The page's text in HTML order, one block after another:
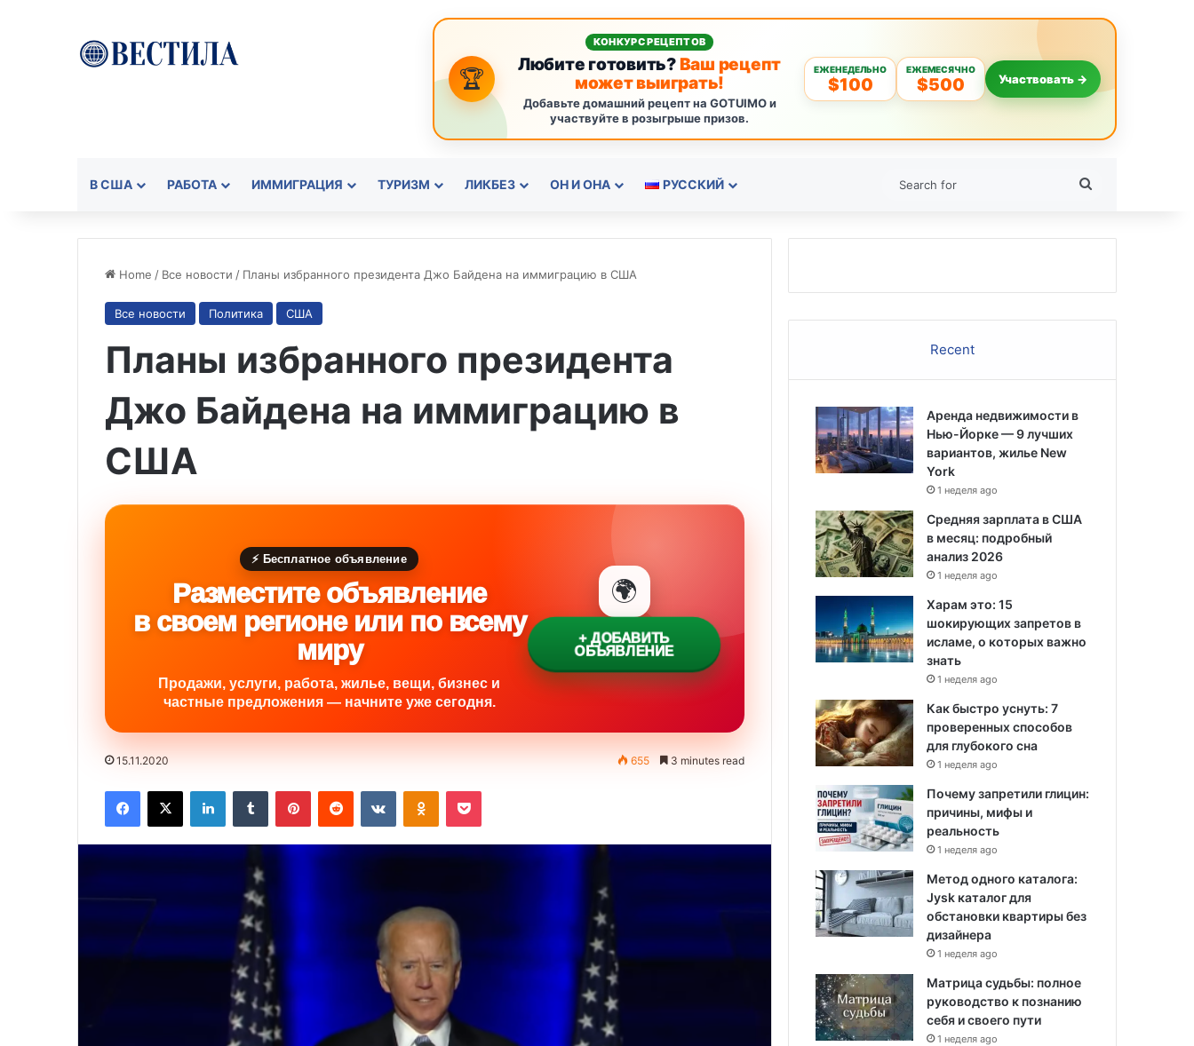
🏆
КОНКУРС РЕЦЕПТОВ
Любите готовить?Ваш рецепт
может выиграть!
Добавьте домашний рецепт на GOTUIMO и
участвуйте в розыгрыше призов.
ЕЖЕНЕДЕЛЬНО
$100
ЕЖЕМЕСЯЧНО
$500 Участвовать →
В США РАБОТА ИММИГРАЦИЯ ТУРИЗМ ЛИКБЕЗ ОН И ОНА РУССКИЙ
Home / Все новости / Планы избранного президента Джо Байдена на иммиграцию в США
Все новости Политика США
Планы избранного президента
Джо Байдена на иммиграцию в
США
⚡ Бесплатное объявление
Разместите объявление
в своем регионе или по всему
миру
Продажи, услуги, работа, жилье, вещи, бизнес и
частные предложения — начните уже сегодня.
🌍
+ ДОБАВИТЬ
ОБЪЯВЛЕНИЕ
15.11.2020 655 3 minutes read
Recent
Аренда недвижимости в
Нью-Йорке — 9 лучших
вариантов, жилье New
York
1 неделя ago
Средняя зарплата в США
в месяц: подробный
анализ 2026
1 неделя ago
Харам это: 15
шокирующих запретов в
исламе, о которых важно
знать
1 неделя ago
Как быстро уснуть: 7
проверенных способов
для глубокого сна
1 неделя ago
Почему запретили глицин:
причины, мифы и
реальность
1 неделя ago
Метод одного каталога:
Jysk каталог для
обстановки квартиры без
дизайнера
1 неделя ago
Матрица судьбы: полное
руководство к познанию
себя и своего пути
1 неделя ago